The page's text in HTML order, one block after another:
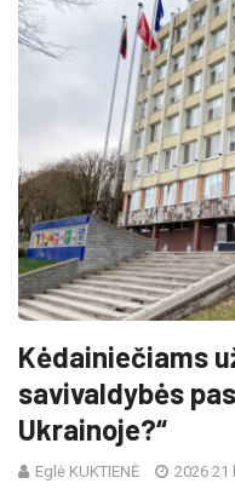
Kėdainiečiams
savivaldybės
Ukrainoje?“
Eglė KUKTIENĖ 2026 21